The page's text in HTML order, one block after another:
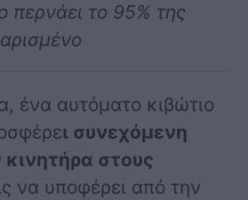
περνάει το 95% της
ένα αυτόματο κιβώτιο
ι συνεχόμενη
στους
να υποφέρει από την